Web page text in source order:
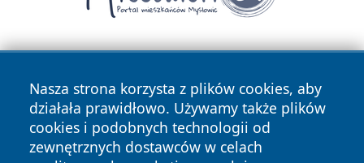
Nasza strona korzysta z plików cookies, aby
działała prawidłowo. Używamy także plików
cookies i podobnych technologii od
zewnętrznych dostawców w celach
Copyright © 2026 wrotagrudziadza.pl Wszystkie prawa